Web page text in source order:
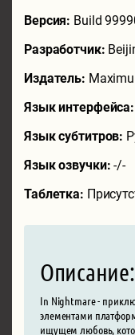
Версия: Build
Разработчик:
Издатель:
Язык интерфейса:
Язык субтитров:
Язык озвучки:-/-
Таблетка:
Описание:
In Nightmare -
элементами
ищущем любовь,